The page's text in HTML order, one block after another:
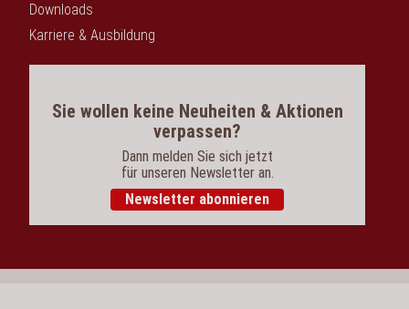
Downloads
Karriere & Ausbildung
Sie wollen keine Neuheiten & Aktionen
verpassen?
Dann melden Sie sich jetzt
für unseren Newsletter an.
Newsletter abonnieren